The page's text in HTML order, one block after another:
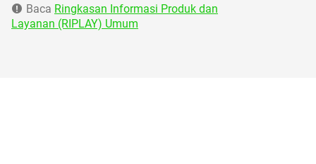
Baca Ringkasan Informasi Produk dan
Layanan (RIPLAY) Umum